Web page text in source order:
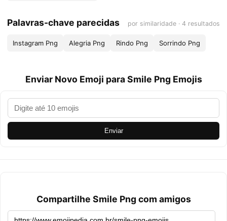
Palavras-chave parecidas por similaridade · 4 resultados
Instagram Png Alegria Png Rindo Png Sorrindo Png
Enviar Novo Emoji para Smile Png Emojis
Enviar
Compartilhe Smile Png com amigos